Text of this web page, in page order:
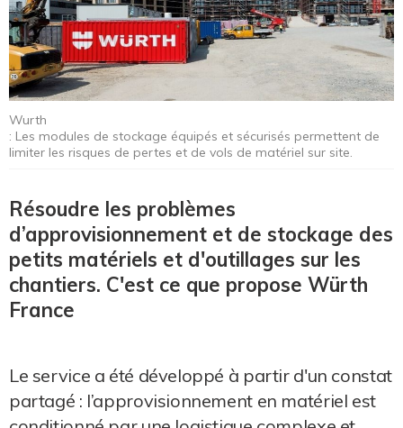
Wurth
: Les modules de stockage équipés et sécurisés permettent de
limiter les risques de pertes et de vols de matériel sur site.
Résoudre les problèmes
d’approvisionnement et de stockage des
petits matériels et d'outillages sur les
chantiers. C'est ce que propose Würth
France
Le service a été développé à partir d'un constat
partagé : l’approvisionnement en matériel est